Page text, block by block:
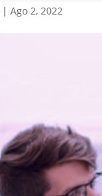
|Ago 2, 2022